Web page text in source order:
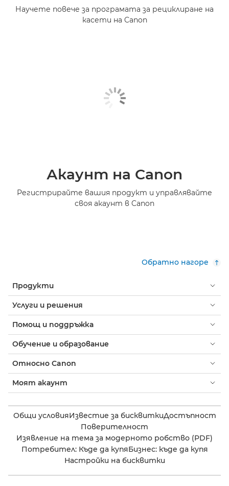
Научете повече за програмата за рециклиране на
касети на Canon
Акаунт на Canon
Регистрирайте вашия продукт и управлявайте
своя акаунт в Canon
Обратно нагоре
Продукти
Услуги и решения
Помощ и поддръжка
Обучение и образование
Относно Canon
Моят акаунт
Общи условияИзвестие за бисквиткиДостъпност
Поверителност
Изявление на тема за модерното робство (PDF)
Потребител: Къде да купяБизнес: къде да купя
Настройки на бисквитки